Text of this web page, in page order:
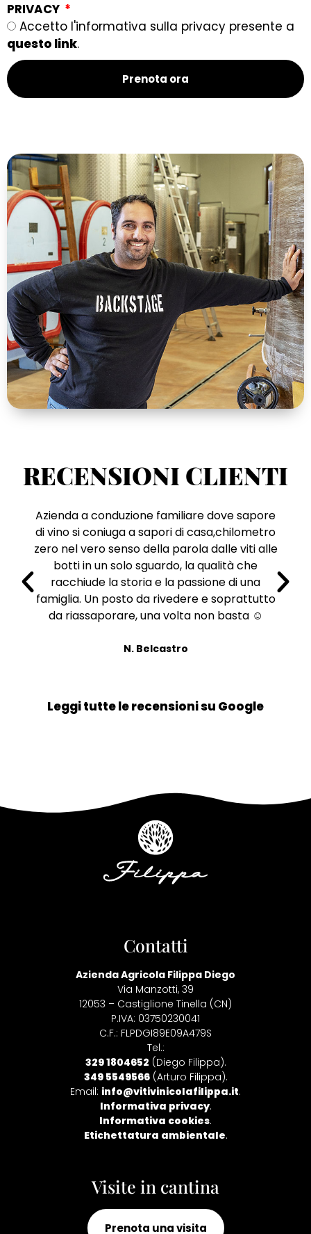
PRIVACY
Accetto l'informativa sulla privacy presente a
questo link.
Prenota ora
RECENSIONI CLIENTI
Azienda a conduzione familiare dove sapore
di vino si coniuga a sapori di casa,chilometro
zero nel vero senso della parola dalle viti alle
botti in un solo sguardo, la qualità che
racchiude la storia e la passione di una
famiglia. Un posto da rivedere e soprattutto
da riassaporare, una volta non basta ☺️
N. Belcastro
Leggi tutte le recensioni su Google
Contatti
Azienda Agricola Filippa Diego
Via Manzotti, 39
12053 – Castiglione Tinella (CN)
P.IVA: 03750230041
C.F.: FLPDGI89E09A479S
Tel.:
329 1804652 (Diego Filippa).
349 5549566(Arturo Filippa).
Email: info@vitivinicolafilippa.it.
Informativa privacy.
Informativa cookies.
Etichettatura ambientale.
Visite in cantina
Prenota una visita